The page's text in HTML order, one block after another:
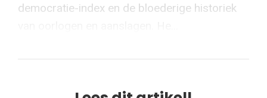
democratie-index en de bloederige historiek